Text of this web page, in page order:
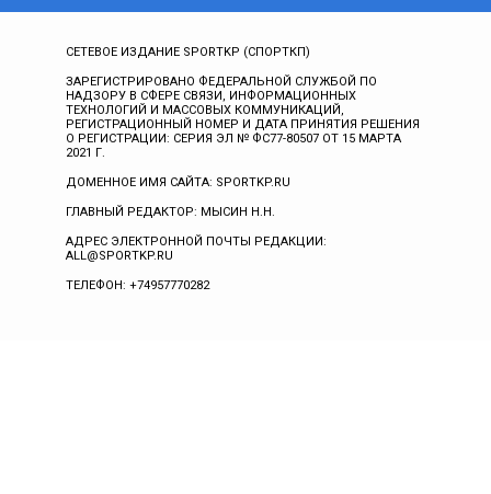
СЕТЕВОЕ ИЗДАНИЕ SPORTKP (СПОРТКП)
ЗАРЕГИСТРИРОВАНО ФЕДЕРАЛЬНОЙ СЛУЖБОЙ ПО
НАДЗОРУ В СФЕРЕ СВЯЗИ, ИНФОРМАЦИОННЫХ
ТЕХНОЛОГИЙ И МАССОВЫХ КОММУНИКАЦИЙ,
РЕГИСТРАЦИОННЫЙ НОМЕР И ДАТА ПРИНЯТИЯ РЕШЕНИЯ
О РЕГИСТРАЦИИ: СЕРИЯ ЭЛ № ФС77-80507 ОТ 15 МАРТА
2021 Г.
ДОМЕННОЕ ИМЯ САЙТА: SPORTKP.RU
ГЛАВНЫЙ РЕДАКТОР: МЫСИН Н.Н.
АДРЕС ЭЛЕКТРОННОЙ ПОЧТЫ РЕДАКЦИИ:
ALL@SPORTKP.RU
ТЕЛЕФОН: +74957770282